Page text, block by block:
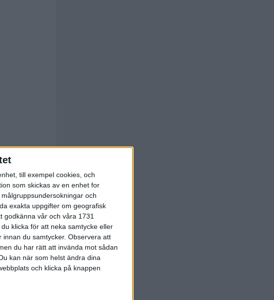
till exempel cookies, och
som skickas av en enhet for
och
exakta uppgifter om geografisk
godkänna vår och våra 1731
klicka för att neka samtycke eller
du samtycker. Observera att
du har rätt att invända mot sådan
kan när som helst ändra dina
och klicka på knappen